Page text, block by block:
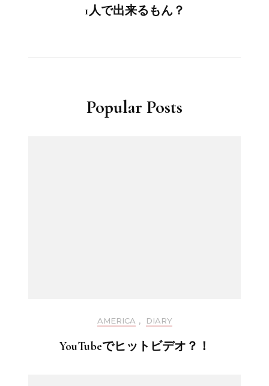
1人で出来るもん？
Popular Posts
AMERICA , DIARY
YouTubeでヒットビデオ？！